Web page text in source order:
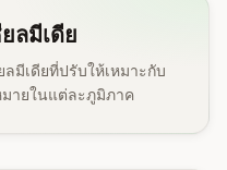
ลมีเดีย
มีเดียที่ปรับให้เหมาะกับ
ายในแต่ละภูมิภาค